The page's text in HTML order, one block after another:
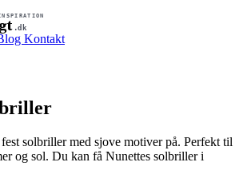
.dk
Kontakt
solbriller med sjove motiver på. Perfekt til
og sol. Du kan få Nunettes solbriller i